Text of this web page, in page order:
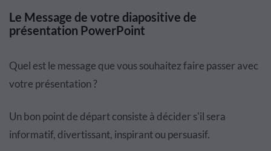
Le Message de votre diapositive de
présentation PowerPoint
Quel est le message que vous souhaitez faire passer avec
votre présentation ?
Un bon point de départ consiste à décider s'il sera
informatif, divertissant, inspirant ou persuasif.